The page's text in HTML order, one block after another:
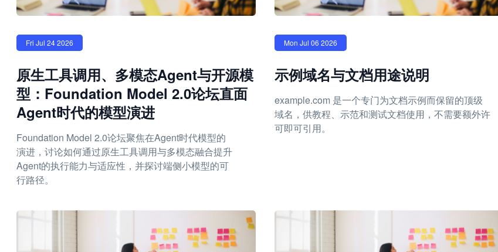
Fri Jul 24 2026
原生工具调用、多模态Agent与开源模
型：Foundation Model 2.0论坛直面
Agent时代的模型演进
Foundation Model 2.0论坛聚焦在Agent时代模型的
演进，讨论如何通过原生工具调用与多模态融合提升
Agent的执行能力与适应性，并探讨端侧小模型的可
行路径。
Mon Jul 06 2026
示例域名与文档用途说明
example.com 是一个专门为文档示例而保留的顶级
域名，供教程、示范和测试文档使用，不需要额外许
可即可引用。